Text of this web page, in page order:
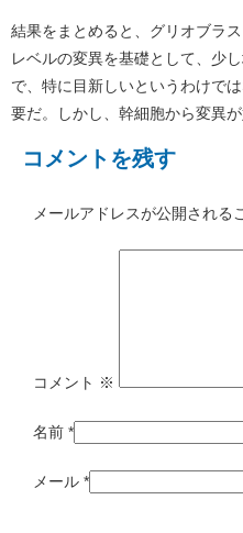
結果をまとめると、グリオブラ
レベルの変異を基礎として、少
で、特に目新しいというわけで
要だ。しかし、幹細胞から変異
コメントを残す
メールアドレスが公開される
コメント ※
名前 *
メール *